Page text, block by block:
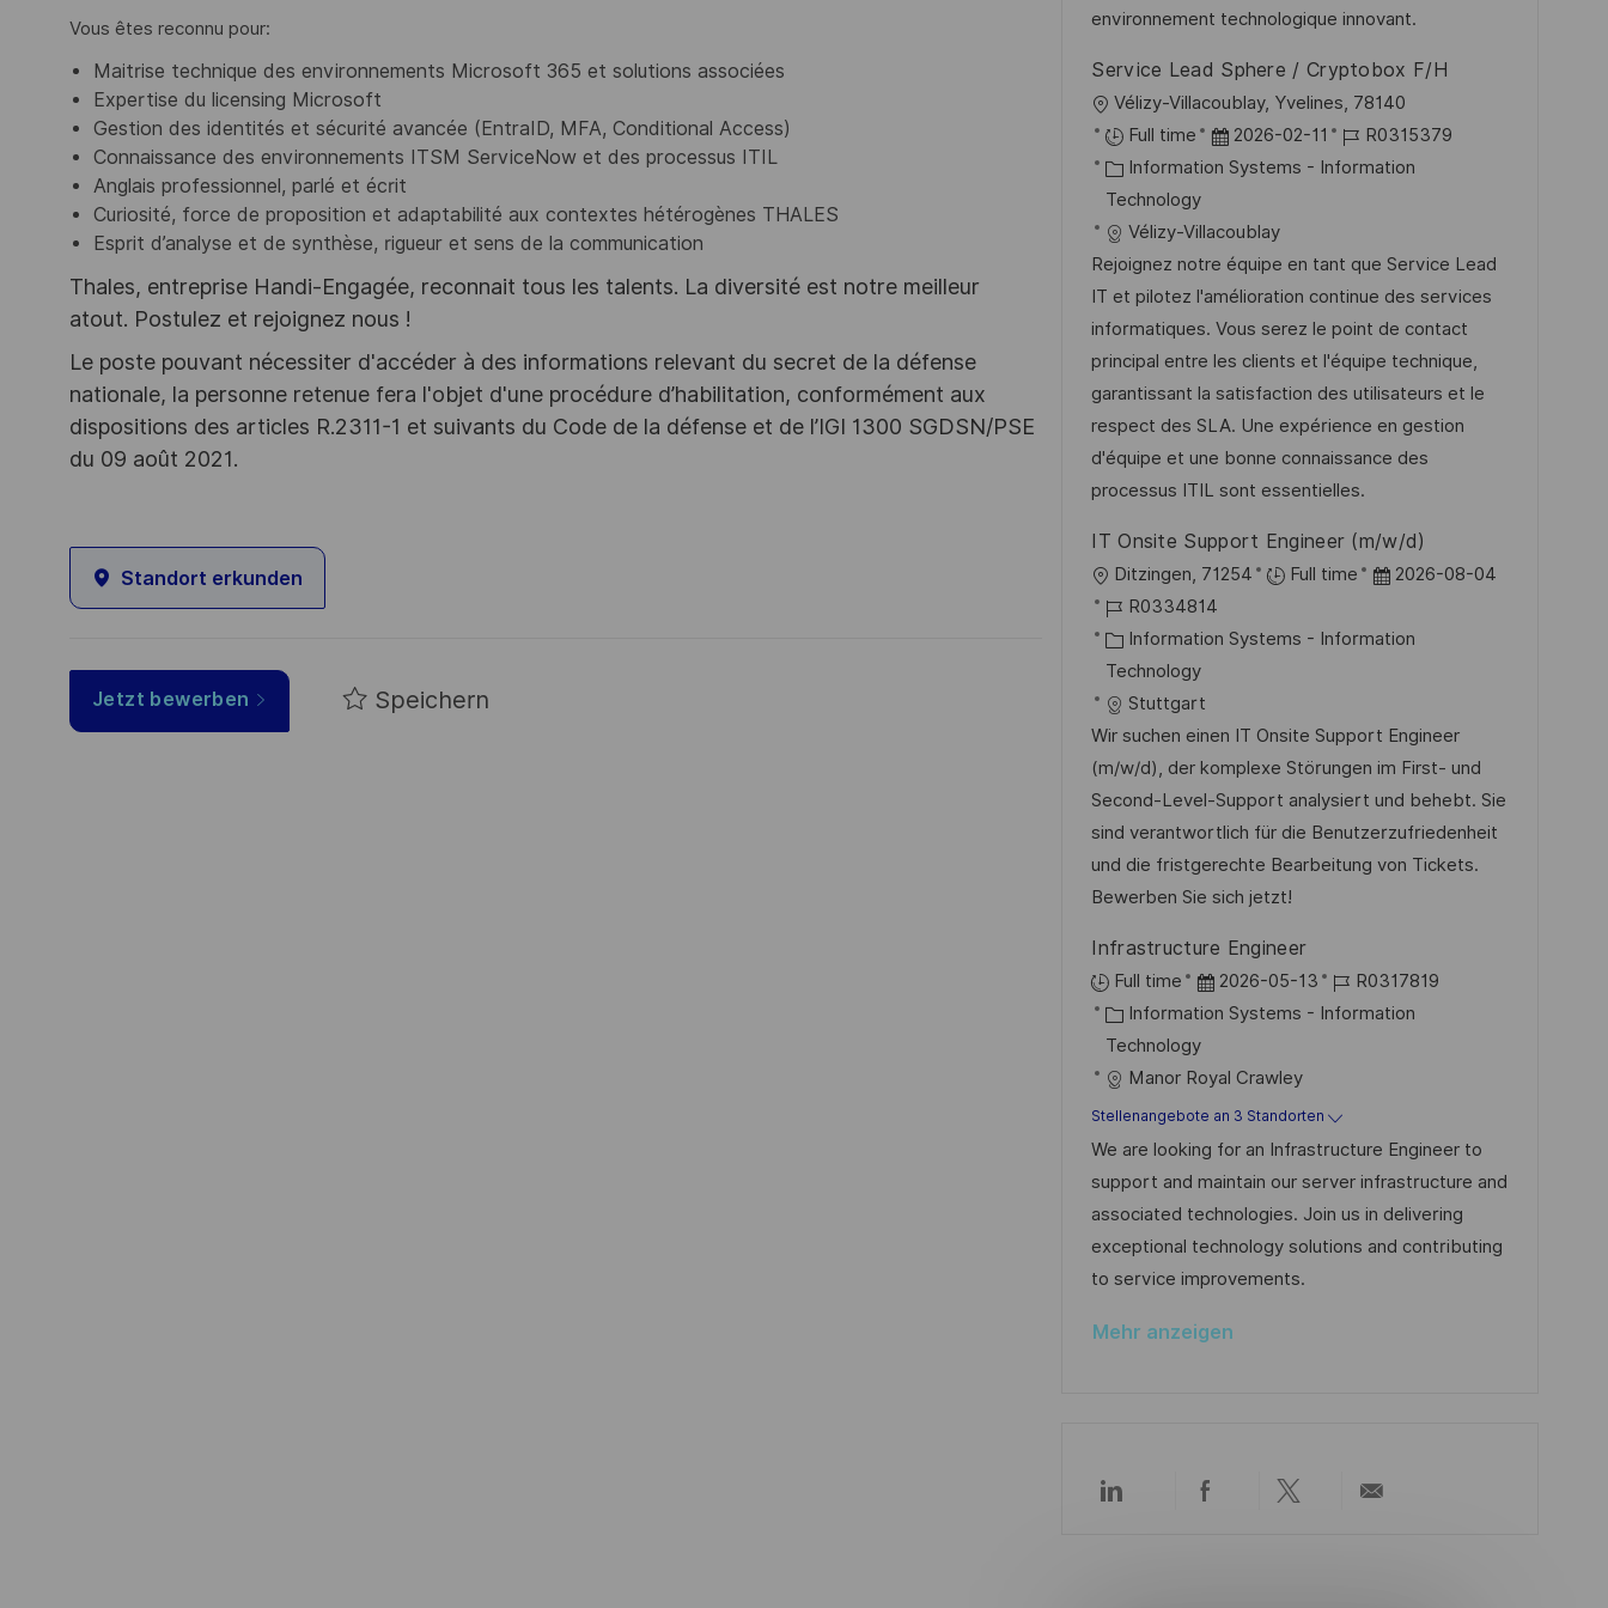
Vous êtes reconnu pour:
Maitrise technique des environnements Microsoft 365 et solutions associées
Expertise du licensing Microsoft
Gestion des identités et sécurité avancée (EntraID, MFA, Conditional Access)
Connaissance des environnements ITSM ServiceNow et des processus ITIL
Anglais professionnel, parlé et écrit
Curiosité, force de proposition et adaptabilité aux contextes hétérogènes THALES
Esprit d’analyse et de synthèse, rigueur et sens de la communication
Thales, entreprise Handi-Engagée, reconnait tous les talents. La diversité est notre meilleur
atout. Postulez et rejoignez nous !
Le poste pouvant nécessiter d'accéder à des informations relevant du secret de la défense
nationale, la personne retenue fera l'objet d'une procédure d’habilitation, conformément aux
dispositions des articles R.2311-1 et suivants du Code de la défense et de l’IGI 1300 SGDSN/PSE
du 09 août 2021.
Standort erkunden
Jetzt bewerben Speichern
r
f
f
e
n
l
i
c
u
n
g
environnement technologique innovant.
Service Lead Sphere / Cryptobox F/H
O
r
t
Vélizy-Villacoublay, Yvelines, 78140
Full time
D
a
u
m
d
e
r
V
e
r
ö
f
e
n
t
c
h
u
n
g
2026-02-11
J
o
I
D
R0315379
K
a
t
e
g
o
r
i
e
Information Systems - Information
Technology
Vélizy-Villacoublay
Rejoignez notre équipe en tant que Service Lead
IT et pilotez l'amélioration continue des services
informatiques. Vous serez le point de contact
principal entre les clients et l'équipe technique,
garantissant la satisfaction des utilisateurs et le
respect des SLA. Une expérience en gestion
d'équipe et une bonne connaissance des
processus ITIL sont essentielles.
IT Onsite Support Engineer (m/w/d)
O
r
t
Ditzingen, 71254 Full time
D
t
d
e
r
V
e
f
e
i
c
h
u
2026-08-04
J
o
b
-
I
D
R0334814
K
a
t
e
g
o
r
i
e
Information Systems - Information
Technology
Stuttgart
Wir suchen einen IT Onsite Support Engineer
(m/w/d), der komplexe Störungen im First- und
Second-Level-Support analysiert und behebt. Sie
sind verantwortlich für die Benutzerzufriedenheit
und die fristgerechte Bearbeitung von Tickets.
Bewerben Sie sich jetzt!
Infrastructure Engineer
Full time
D
a
t
u
m
d
e
r
V
e
ö
t
2026-05-13
J
o
D
R0317819
K
a
t
e
g
o
r
i
e
Information Systems - Information
Technology
Manor Royal Crawley
Stellenangebote an 3 Standorten
We are looking for an Infrastructure Engineer to
support and maintain our server infrastructure and
associated technologies. Join us in delivering
exceptional technology solutions and contributing
to service improvements.
Mehr anzeigen
Über
Über
Über
Per